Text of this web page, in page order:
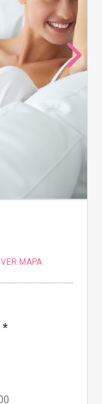
VER MAPA
*